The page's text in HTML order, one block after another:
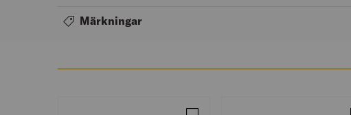
Märkningar